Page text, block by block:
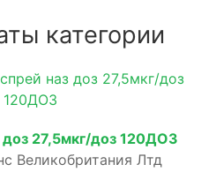
категории
27,5мкг/доз 120ДОЗ
Великобритания Лтд